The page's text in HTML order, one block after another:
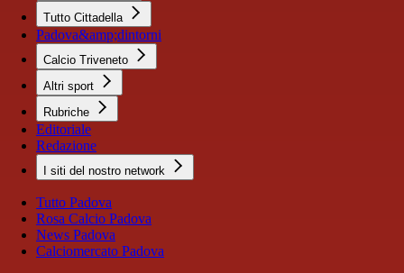
Tutto Cittadella
Padova&amp;dintorni
Calcio Triveneto
Altri sport
Rubriche
Editoriale
Redazione
I siti del nostro network
Tutto Padova
Rosa Calcio Padova
News Padova
Calciomercato Padova